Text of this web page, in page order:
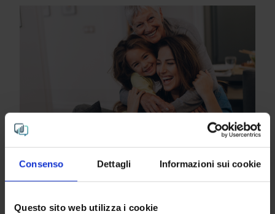
Consenso Dettagli Informazioni sui cookie
Questo sito web utilizza i cookie
cluster di consumatori
aziende di ribaltare la prospettiva ed avere una